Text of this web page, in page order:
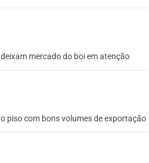
mercado do boi em atenção
piso com bons volumes de exportação